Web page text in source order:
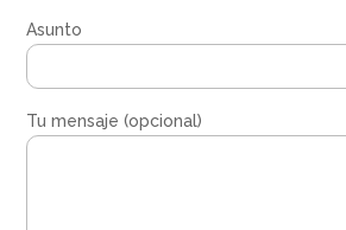
Asunto
Tu mensaje (opcional)